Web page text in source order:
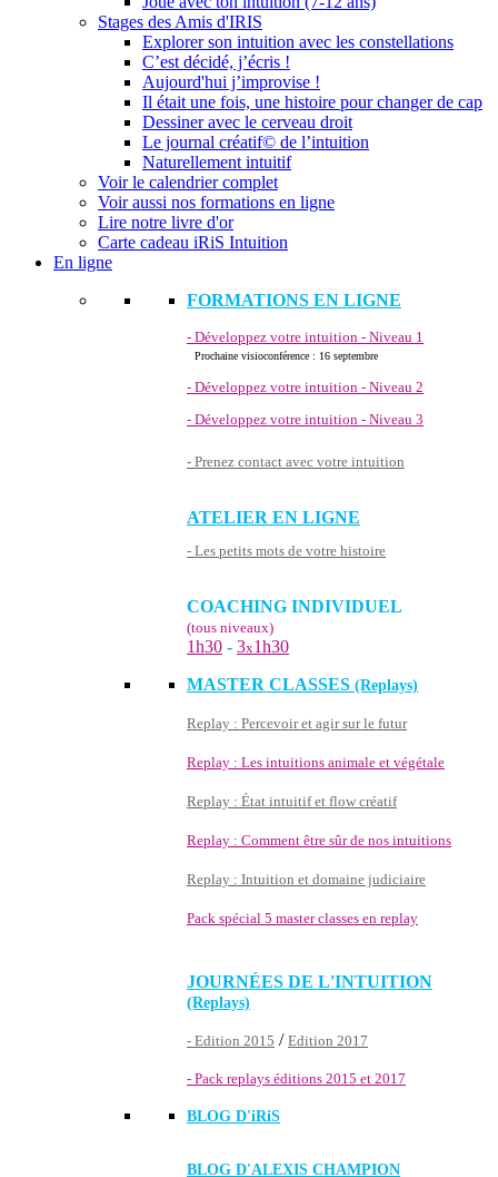
Stages des Amis d'IRIS
Explorer son intuition avec les constellations
C’est décidé, j’écris !
Aujourd'hui j’improvise !
Il était une fois, une histoire pour changer de cap
Dessiner avec le cerveau droit
Le journal créatif© de l’intuition
Naturellement intuitif
Voir le calendrier complet
Voir aussi nos formations en ligne
Lire notre livre d'or
Carte cadeau iRiS Intuition
En ligne
FORMATIONS EN LIGNE
- Développez votre intuition - Niveau 1
Prochaine visioconférence : 16 septembre
- Développez votre intuition - Niveau 2
- Développez votre intuition - Niveau 3
- Prenez contact avec votre intuition
ATELIER EN LIGNE
- Les petits mots de votre histoire
COACHING INDIVIDUEL
(tous niveaux)
1h30 - 3x1h30
MASTER CLASSES (Replays)
Replay : Percevoir et agir sur le futur
Replay : Les intuitions animale et végétale
Replay : État intuitif et flow créatif
Replay : Comment être sûr de nos intuitions
Replay : Intuition et domaine judiciaire
Pack spécial 5 master classes en replay
JOURNÉES DE L'INTUITION
(Replays)
- Edition 2015 / Edition 2017
- Pack replays éditions 2015 et 2017
BLOG D'iRiS
BLOG D'ALEXIS CHAMPION